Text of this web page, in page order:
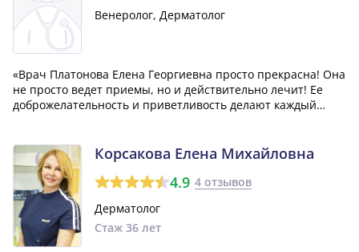
Венеролог, Дерматолог
«Врач Платонова Елена Георгиевна просто прекрасна! Она
не просто ведет приемы, но и действительно лечит! Ее
доброжелательность и приветливость делают каждый
Корсакова Елена Михайловна
4.9 4 отзывов
Дерматолог
Стаж 36 лет